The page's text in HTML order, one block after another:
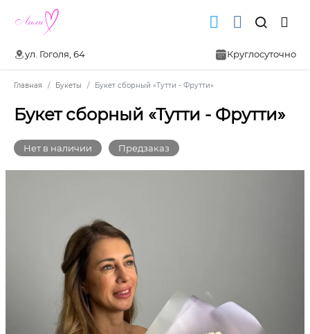
ул. Гоголя, 64 Круглосуточно
Главная Букеты Букет сборный «Тутти - Фрутти»
Букет сборный «Тутти - Фрутти»
Нет в наличии Предзаказ